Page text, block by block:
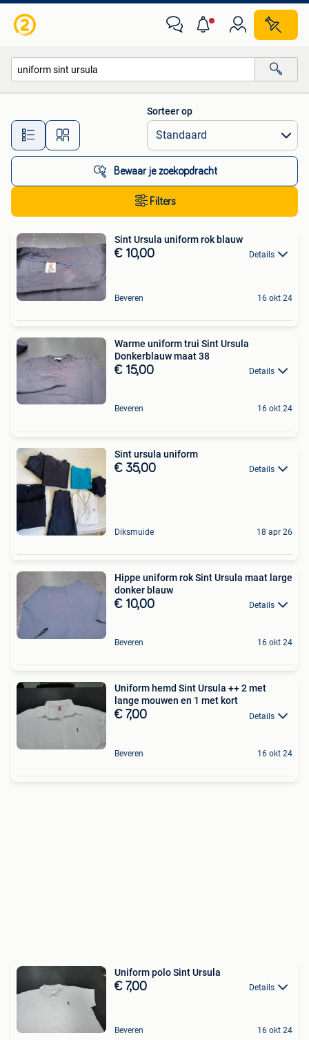
Alle afstanden…
Sorteer op
Bewaar je zoekopdracht
Filters
Sint Ursula uniform rok blauw
€ 10,00 Details
Beveren 16 okt 24
Warme uniform trui Sint Ursula
Donkerblauw maat 38
€ 15,00 Details
Beveren 16 okt 24
Sint ursula uniform
€ 35,00 Details
Diksmuide 18 apr 26
Hippe uniform rok Sint Ursula maat large
donker blauw
€ 10,00 Details
Beveren 16 okt 24
Uniform hemd Sint Ursula ++ 2 met
lange mouwen en 1 met kort
€ 7,00 Details
Beveren 16 okt 24
Uniform polo Sint Ursula
€ 7,00 Details
Beveren 16 okt 24